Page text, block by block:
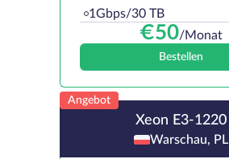
1Gbps/30 TB
€50/Monat
Bestellen
Angebot
Xeon E3-1220
Warschau, PL